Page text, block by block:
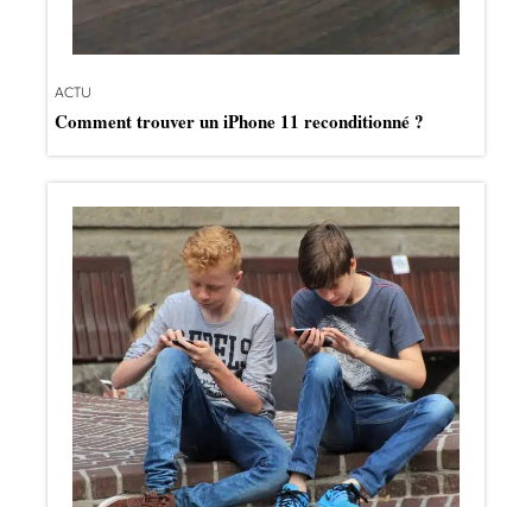
ACTU
Comment trouver un iPhone 11 reconditionné ?